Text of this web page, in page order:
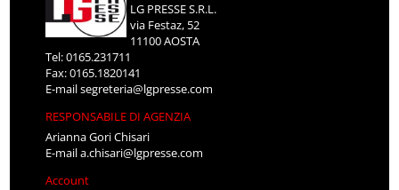
LG PRESSE S.R.L.
via Festaz, 52
11100 AOSTA
Tel: 0165.231711
Fax: 0165.1820141
E-mailsegreteria@lgpresse.com
RESPONSABILE DI AGENZIA
Arianna Gori Chisari
E-maila.chisari@lgpresse.com
Account